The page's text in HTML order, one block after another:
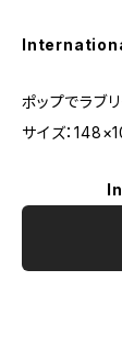
ポップでラブ
サイズ：